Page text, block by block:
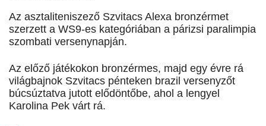
Az asztaliteniszező Szvitacs Alexa bronzérmet
szerzett a WS9-es kategóriában a párizsi paralimpia
szombati versenynapján.
Az előző játékokon bronzérmes, majd egy évre rá
világbajnok Szvitacs pénteken brazil versenyzőt
búcsúztatva jutott elődöntőbe, ahol a lengyel
Karolina Pek várt rá.